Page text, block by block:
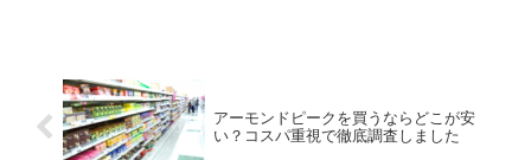
アーモンドピークを買うならどこが安
い？コスパ重視で徹底調査しました